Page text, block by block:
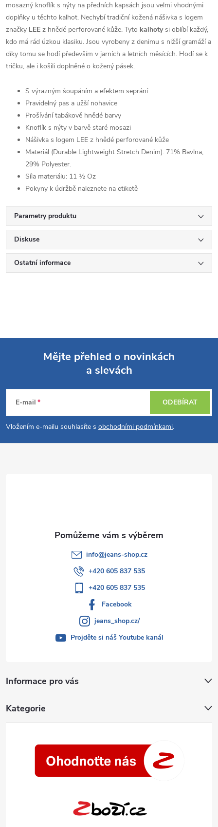
mosazný knoflík s nýty na předních kapsách jsou velmi vhodnými
doplňky u těchto kalhot. Nechybí tradiční kožená nášivka s logem
značky LEE z hnědé perforované kůže. Tyto kalhoty si oblíbí každý,
kdo má rád úzkou klasiku. Jsou vyrobeny z denimu s nižší gramáží a
díky tomu se hodí především v jarních a letních měsících. Hodí se k
tričku, ale i košili doplněné o kožený pásek.
S výrazným šoupáním a efektem seprání
Pravidelný pas a užší nohavice
Prošívání tabákově hnědé barvy
Knoflík s nýty v barvě staré mosazi
Nášivka s logem LEE z hnědé perforované kůže
Materiál (Durable Lightweight Stretch Denim): 71% Bavlna,
29% Polyester.
Síla materiálu: 11 ½ Oz
Pokyny k údržbě naleznete na etiketě
Parametry produktu
Diskuse
Ostatní informace
p
a
Mějte přehled o novinkách
a slevách
E-mail
Vložením e-mailu souhlasíte s obchodními podmínkami.
ODEBÍRAT
Informace pro vás
Kategorie
info@jeans-shop.cz
+420 605 837 535
+420 605 837 535
Facebook
jeans_shop.cz/
Projděte si náš Youtube kanál